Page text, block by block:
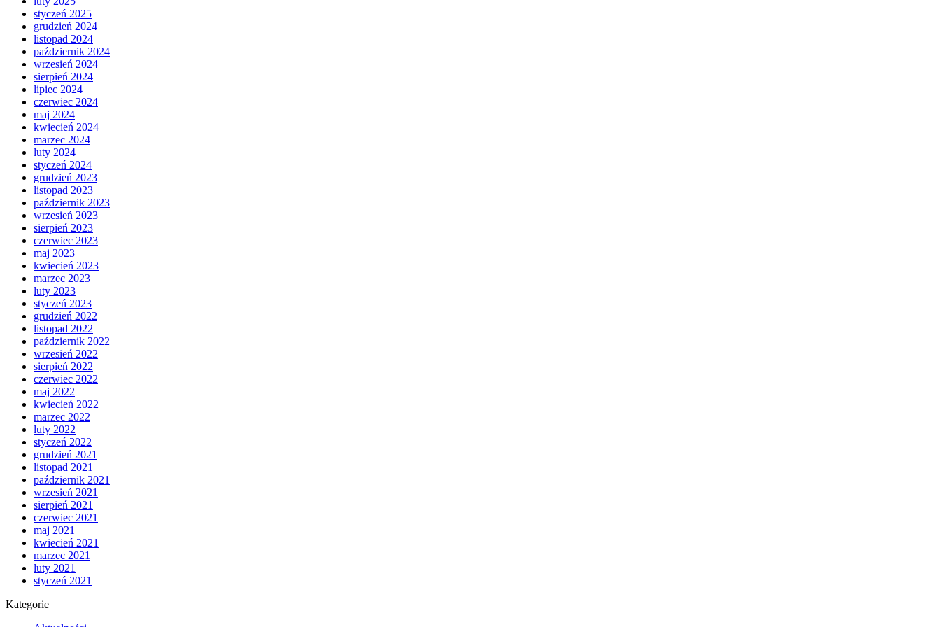
styczeń 2025
grudzień 2024
listopad 2024
październik 2024
wrzesień 2024
sierpień 2024
lipiec 2024
czerwiec 2024
maj 2024
kwiecień 2024
marzec 2024
luty 2024
styczeń 2024
grudzień 2023
listopad 2023
październik 2023
wrzesień 2023
sierpień 2023
czerwiec 2023
maj 2023
kwiecień 2023
marzec 2023
luty 2023
styczeń 2023
grudzień 2022
listopad 2022
październik 2022
wrzesień 2022
sierpień 2022
czerwiec 2022
maj 2022
kwiecień 2022
marzec 2022
luty 2022
styczeń 2022
grudzień 2021
listopad 2021
październik 2021
wrzesień 2021
sierpień 2021
czerwiec 2021
maj 2021
kwiecień 2021
marzec 2021
luty 2021
styczeń 2021
Kategorie